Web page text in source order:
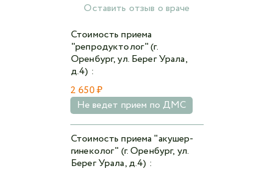
Оставить отзыв о враче
Стоимость приема
"репродуктолог" (г.
Оренбург, ул. Берег Урала,
д.4) :
2 650 ₽
Не ведет прием по ДМС
Стоимость приема "акушер-
гинеколог" (г. Оренбург, ул.
Берег Урала, д.4) :
Отправляя данную форму,я даю согласие на